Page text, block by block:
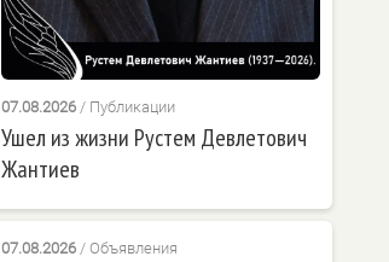
07.08.2026/ Публикации
Ушел из жизни Рустем Девлетович
Жантиев
07.08.2026/ Объявления